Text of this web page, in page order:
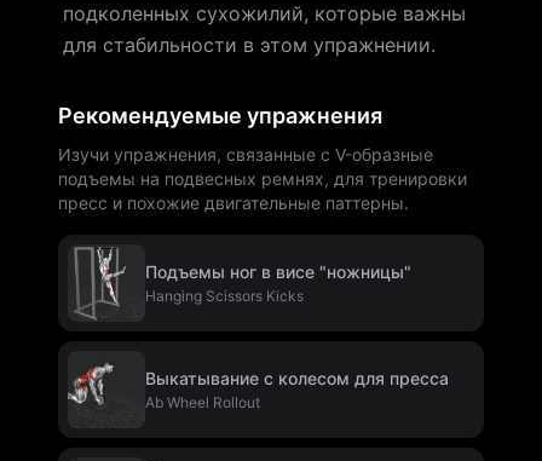
подколенных сухожилий, которые важны
для стабильности в этом упражнении.
Рекомендуемые упражнения
Изучи упражнения, связанные с V-образные
подъемы на подвесных ремнях, для тренировки
пресс и похожие двигательные паттерны.
Подъемы ног в висе "ножницы"
Hanging Scissors Kicks
Выкатывание с колесом для пресса
Ab Wheel Rollout